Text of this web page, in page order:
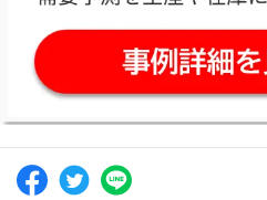
company
Twitter
したい
ノーコード で業務効率化？
化粧品大手・オル
ノーコードで予測業務
にできる？